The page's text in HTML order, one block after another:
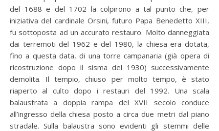
del 1688 e del 1702 la colpirono a tal punto che, per
iniziativa del cardinale Orsini, futuro Papa Benedetto XIII,
fu sottoposta ad un accurato restauro. Molto danneggiata
dai terremoti del 1962 e del 1980, la chiesa era dotata,
fino a questa data, di una torre campanaria (già opera di
ricostruzione dopo il sisma del 1930) successivamente
demolita. Il tempio, chiuso per molto tempo, è stato
riaperto al culto dopo i restauri del 1992. Una scala
balaustrata a doppia rampa del XVII secolo conduce
all’ingresso della chiesa posto a circa due metri dal piano
stradale. Sulla balaustra sono evidenti gli stemmi delle